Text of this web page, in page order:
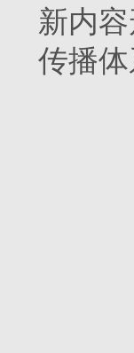
新内
传播